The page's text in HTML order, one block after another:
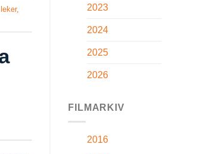
leker,
2023
2024
2025
2026
FILMARKIV
2016